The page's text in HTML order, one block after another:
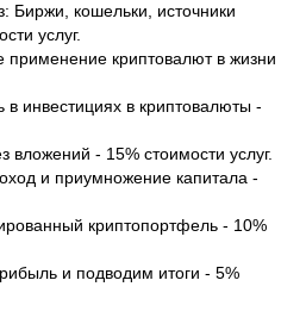
Биржи, кошельки, источники
услуг.
криптовалют в жизни
инвестициях в криптовалюты -
- 15% стоимости услуг.
и приумножение капитала -
криптопортфель - 10%
и подводим итоги - 5%